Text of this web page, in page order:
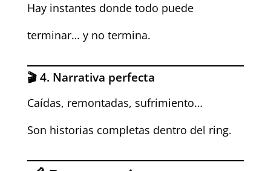
Hay instantes donde todo puede
terminar… y no termina.
🎬 4. Narrativa perfecta
Caídas, remontadas, sufrimiento…
Son historias completas dentro del ring.